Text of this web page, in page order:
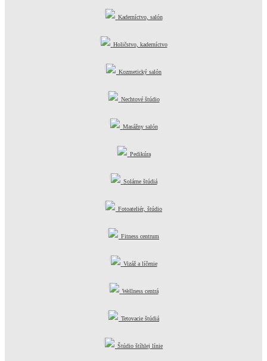
Kaderníctvo, salón
Holičstvo, kaderníctvo
Kozmetický salón
Nechtové štúdio
Masážny salón
Pedikúra
Solárne štúdiá
Fotoateliér, štúdio
Fitness centrum
Vizáž a líčenie
Wellness centrá
Tetovacie štúdiá
Štúdio štíhlej línie